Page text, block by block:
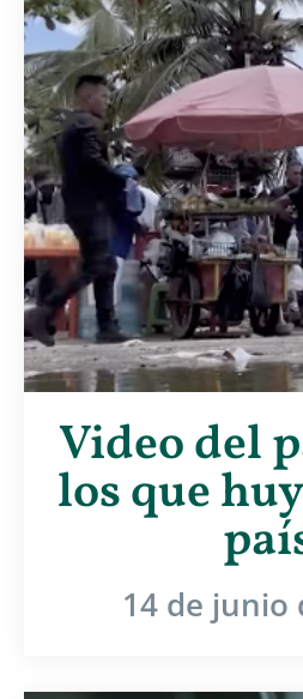
Video del
los que
14 de junio